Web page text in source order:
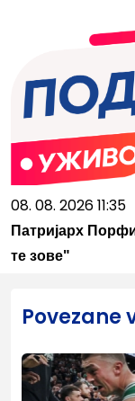
08. 08. 2026 11:35
Патријарх
те зове"
Povezane